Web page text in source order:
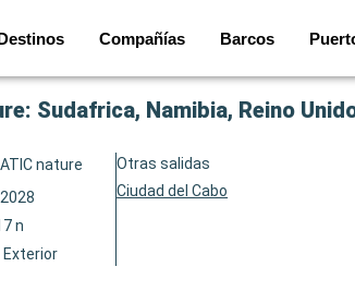
Compañías Barcos
Sudafrica, Namibia, Reino
nature
n
Exterior
Otras salidas
Ciudad del Cabo